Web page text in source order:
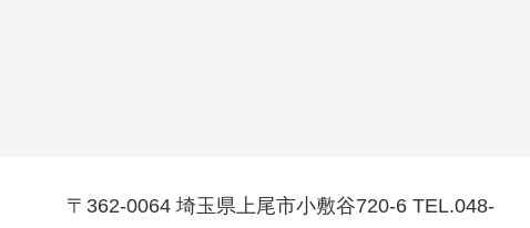
〒362-0064 埼玉県上尾市小敷谷720-6 TEL.048-